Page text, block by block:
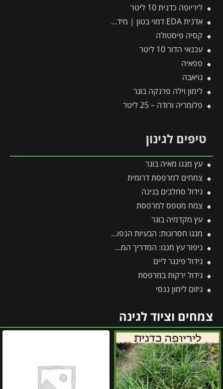
ליריופה כדנית 10 ליטר
אדנית EDA דמוי בטון | מידות 78.5X29.5X60 ס"מ | אפור כהה
קסיה פיסטולה
עכנאי הדור 10 ליטר
פפאיה
גויאבה
לימון וילה פרנקה בוגר
פלומריה ורודה – 25 ליטר
טיפים לגינון
עץ מנגו מאיה בוגר
צמחים למרפסת דרומית
גידול סחלבים בגינה
צמח מטפס למרפסת
עץ מקדמיה בוגר
מנגו חסרונות: הבעיות הנפוצות בגידול עץ מנגו ואיך פותרים אותן בקלות?
גיפור עץ מנגו: המדריך המקצועי לטיפול בקימחון, הגדלת היבול ודרכי יישום יעילות
גידול פינגר ליים
גידול ירקות במרפסת
גיזום לימון ננסי
צמחים וציוד לגינה